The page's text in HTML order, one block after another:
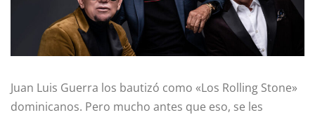
Juan Luis Guerra los bautizó como «Los Rolling Stone»
dominicanos. Pero mucho antes que eso, se les